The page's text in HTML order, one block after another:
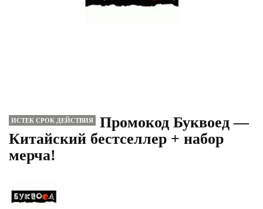
ИСТЕК СРОК ДЕЙСТВИЯ
Промокод Буквоед —
Китайский бестселлер + набор
мерча!